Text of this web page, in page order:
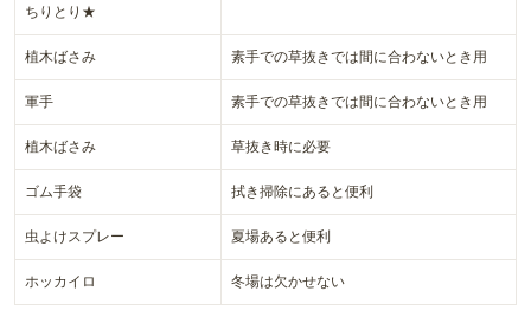
ちりとり★
植木ばさみ 素手での草抜きでは間に合わないとき用
軍手 素手での草抜きでは間に合わないとき用
植木ばさみ 草抜き時に必要
ゴム手袋 拭き掃除にあると便利
虫よけスプレー 夏場あると便利
ホッカイロ 冬場は欠かせない